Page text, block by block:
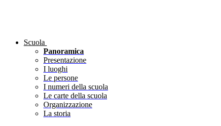
Scuola
Panoramica
Presentazione
I luoghi
Le persone
I numeri della scuola
Le carte della scuola
Organizzazione
La storia